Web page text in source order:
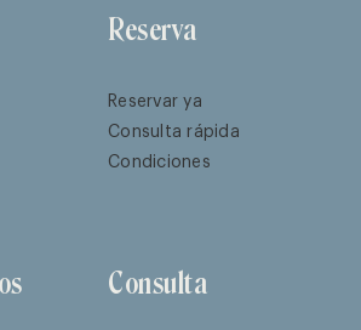
Reserva
Reservar ya
Consulta rápida
Condiciones
Consulta